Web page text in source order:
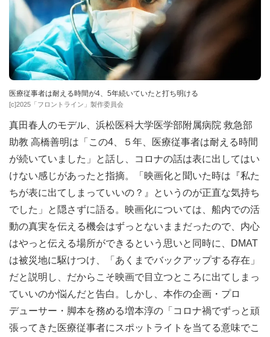
医療従事者は耐える時間が4、5年続いていたと打ち明ける
[c]2025「フロントライン」製作委員会
真田春人のモデル、浜松医科大学医学部附属病院 救急部
助教 高橋善明は「この4、５年、医療従事者は耐える時間
が続いていました」と話し、コロナの話は表に出してはい
けない感じがあったと指摘。「映画化と聞いた時は『私た
ちが表に出てしまっていいの？』というのが正直な気持ち
でした」と隠さずに語る。映画化については、船内での活
動の真実を伝える機会はずっとないままだったので、内心
はやっと伝える場所ができるという思いと同時に、DMAT
は被災地に駆けつけ、「あくまでバックアップする存在」
だと説明し、だからこそ映画で目立つところに出てしまっ
ていいのか悩んだと告白。しかし、本作の企画・プロ
デューサー・脚本を務める増本淳の「コロナ禍でずっと頑
張ってきた医療従事者にスポットライトを当てる意味でこ